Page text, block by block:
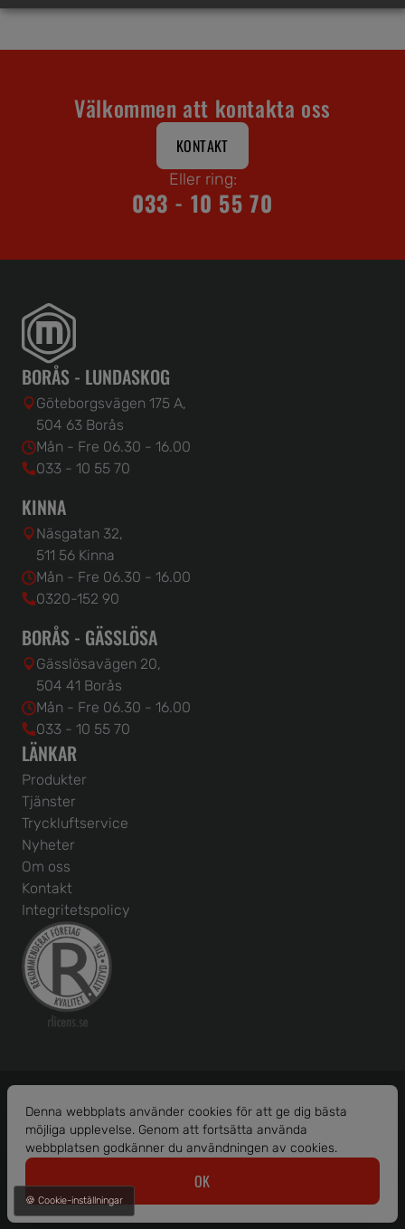
Välkommen att kontakta oss
KONTAKT
Eller ring:
033 - 10 55 70
BORÅS - LUNDASKOG
Göteborgsvägen 175 A,
504 63 Borås
Mån - Fre 06.30 - 16.00
033 - 10 55 70
KINNA
Näsgatan 32,
511 56 Kinna
Mån - Fre 06.30 - 16.00
0320-152 90
BORÅS - GÄSSLÖSA
Gässlösavägen 20,
504 41 Borås
Mån - Fre 06.30 - 16.00
033 - 10 55 70
LÄNKAR
Produkter
Tjänster
Tryckluftservice
Nyheter
Om oss
Kontakt
Integritetspolicy
Alla rättigheter reserverade.
Org. nr: 556586-1456
Denna webbplats använder cookies för att ge dig bästa
möjliga upplevelse. Genom att fortsätta använda
webbplatsen godkänner du användningen av cookies.
OK
🍪 Cookie-inställningar